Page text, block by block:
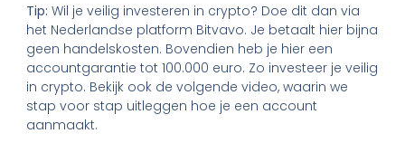
Tip: Wil je veilig investeren in crypto? Doe dit dan via
het Nederlandse platform Bitvavo. Je betaalt hier bijna
geen handelskosten. Bovendien heb je hier een
accountgarantie tot 100.000 euro. Zo investeer je veilig
in crypto. Bekijk ook de volgende video, waarin we
stap voor stap uitleggen hoe je een account
aanmaakt.